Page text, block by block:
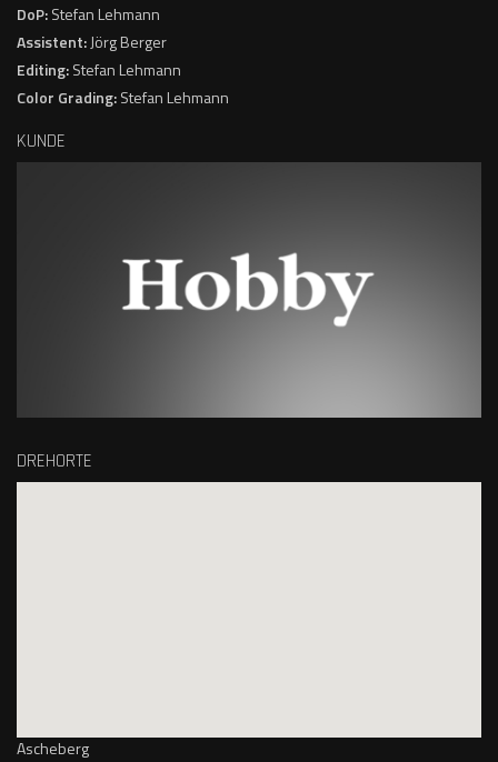
DoP:Stefan Lehmann
Assistent:Jörg Berger
Editing:Stefan Lehmann
Color Grading:Stefan Lehmann
KUNDE
DREHORTE
Ascheberg